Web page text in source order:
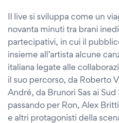
Il live si sviluppa come un
novanta minuti tra brani
partecipativi, in cui il
insieme all’artista alcune
italiana legate alle
il suo percorso, da Roberto
André, da Brunori Sas ai
passando per Ron, Alex
e altri protagonisti della